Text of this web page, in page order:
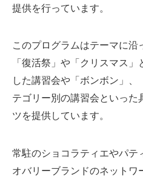
提供を行っています。
このプログラムはテーマに沿
「復活祭」や「クリスマス
した講習会や「ボンボン」
テゴリー別の講習会といっ
ツを提供しています。
常駐のショコラティエやパテ
オバリーブランドのネット